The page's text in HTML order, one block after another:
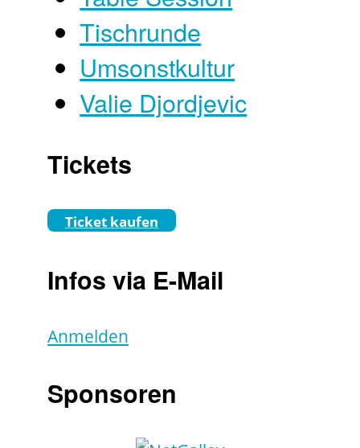
Tischrunde
Umsonstkultur
Valie Djordjevic
Tickets
Ticket kaufen
Infos via E-Mail
Anmelden
Sponsoren